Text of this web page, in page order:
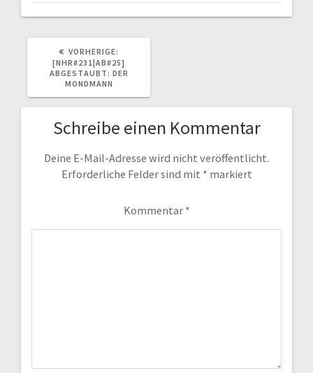
VORHERIGE:
BEITRAG:
[NHR#231|AB#25]
ABGESTAUBT: DER
MONDMANN
Schreibe einen Kommentar
Deine E-Mail-Adresse wird nicht veröffentlicht.
Erforderliche Felder sind mit * markiert
Kommentar *